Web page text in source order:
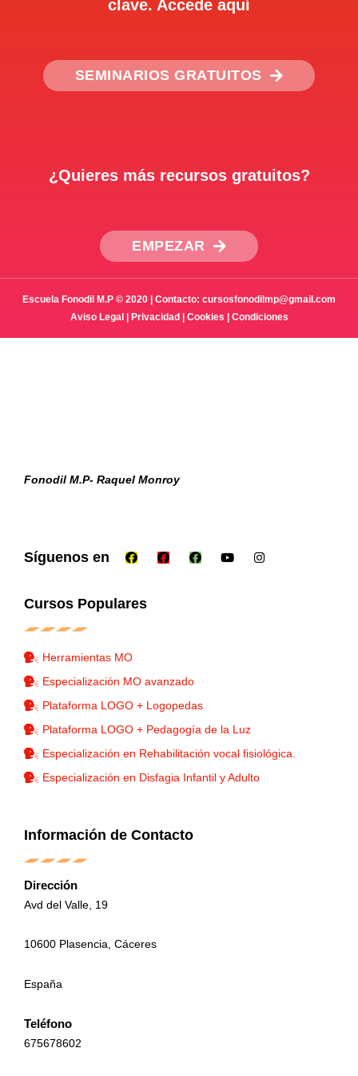
clave. Accede aquí
SEMINARIOS GRATUITOS
¿Quieres más recursos gratuitos?
EMPEZAR
Escuela Fonodil M.P © 2020 | Contacto: cursosfonodilmp@gmail.com
Aviso Legal
Privacidad Cookies Condiciones
Fonodil M.P- Raquel Monroy
Síguenos en
Cursos Populares
Herramientas MO
Especialización MO avanzado
Plataforma LOGO + Logopedas
Plataforma LOGO + Pedagogía de la Luz
Especialización en Rehabilitación vocal fisiológica.
Especialización en Disfagia Infantil y Adulto
Información de Contacto
Dirección
Avd del Valle, 19
10600 Plasencia, Cáceres
España
Teléfono
675678602